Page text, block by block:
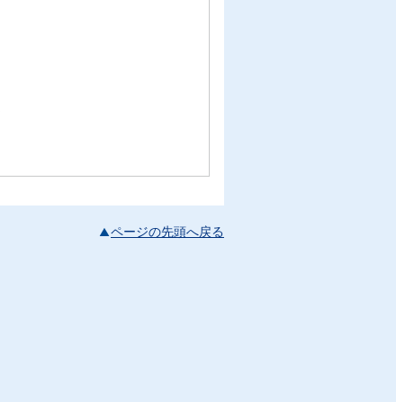
ページの先頭へ戻る